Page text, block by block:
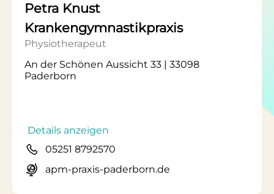
Petra Knust
Krankengymnastikpraxis
Physiotherapeut
An der Schönen Aussicht 33 | 33098
Paderborn
Details anzeigen
05251 8792570
apm-praxis-paderborn.de